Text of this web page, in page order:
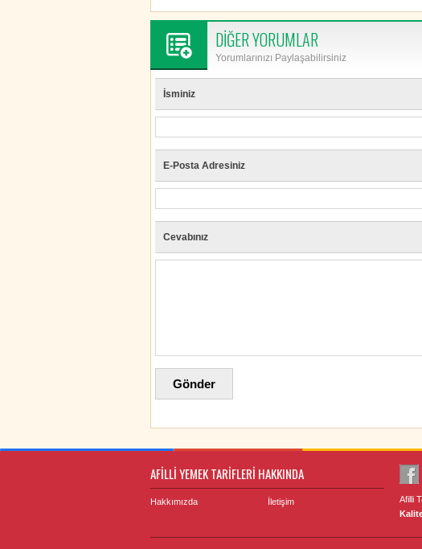
DİĞER YORUMLAR
Yorumlarınızı Paylaşabilirsiniz
İsminiz
E-Posta Adresiniz
Cevabınız
AFİLLİ YEMEK TARİFLERİ HAKKINDA
Hakkımızda İletişim
Afilli